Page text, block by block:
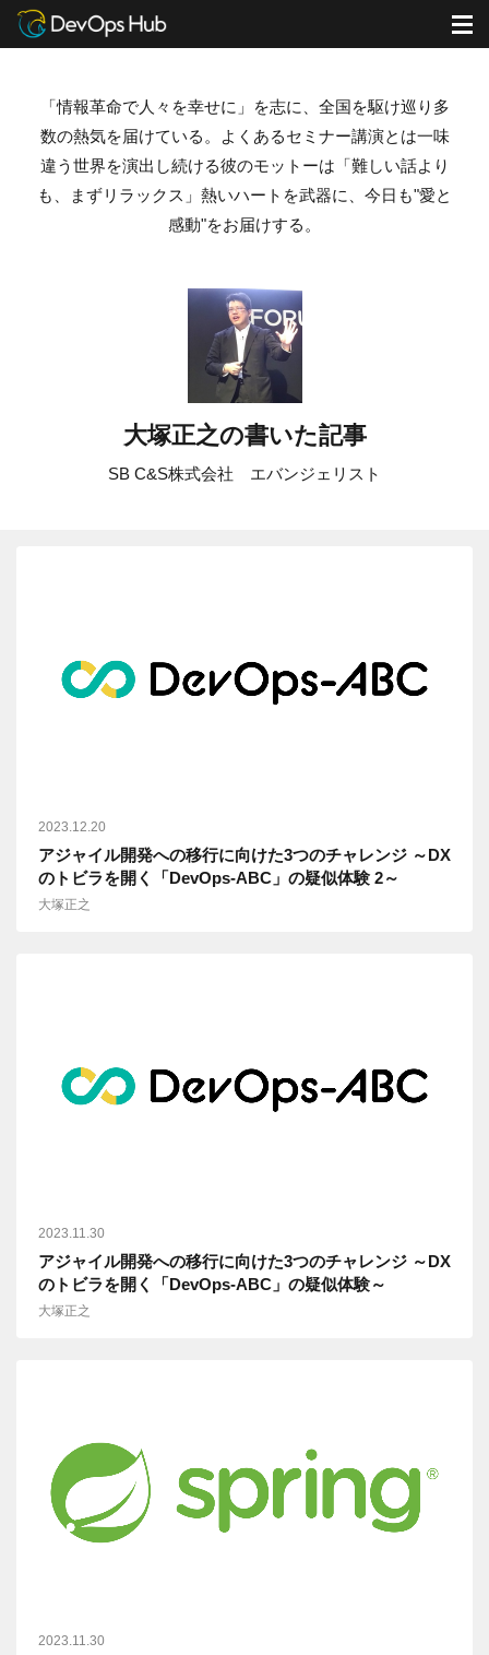
DevOps Hub ブログ 大塚正之の書いた記事
大塚正之の書いた記事
SB C&S株式会社 エバンジェリスト
「情報革命で人々を幸せに」を志に、全国を駆け巡り多
数の熱気を届けている。
よくあるセミナー講演とは一味
違う世界を演出し続ける彼のモットーは「難しい話より
も、まずリラックス」 熱いハートを武器に、今日も"愛と
感動"をお届けする。
2023.12.20
アジャイル開発への移行に向けた3つのチャレンジ ～DX
のトビラを開く「DevOps-ABC」の疑似体験 2～
大塚正之
2023.11.30
アジャイル開発への移行に向けた3つのチャレンジ ～DX
のトビラを開く「DevOps-ABC」の疑似体験～
大塚正之
2023.11.30